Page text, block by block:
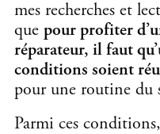
mes recherches et
que pour profiter
réparateur, il faut
conditions soient
pour une routine du
Parmi ces